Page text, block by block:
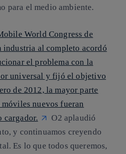
para el medio ambiente.
World Congress de
industria al completo acordó
el problema con la
universal y fijó el objetivo
de 2012, la mayor parte
nuevos fueran
cargador.
O2 aplaudió
y continuamos creyendo
Es lo que todos queremos,